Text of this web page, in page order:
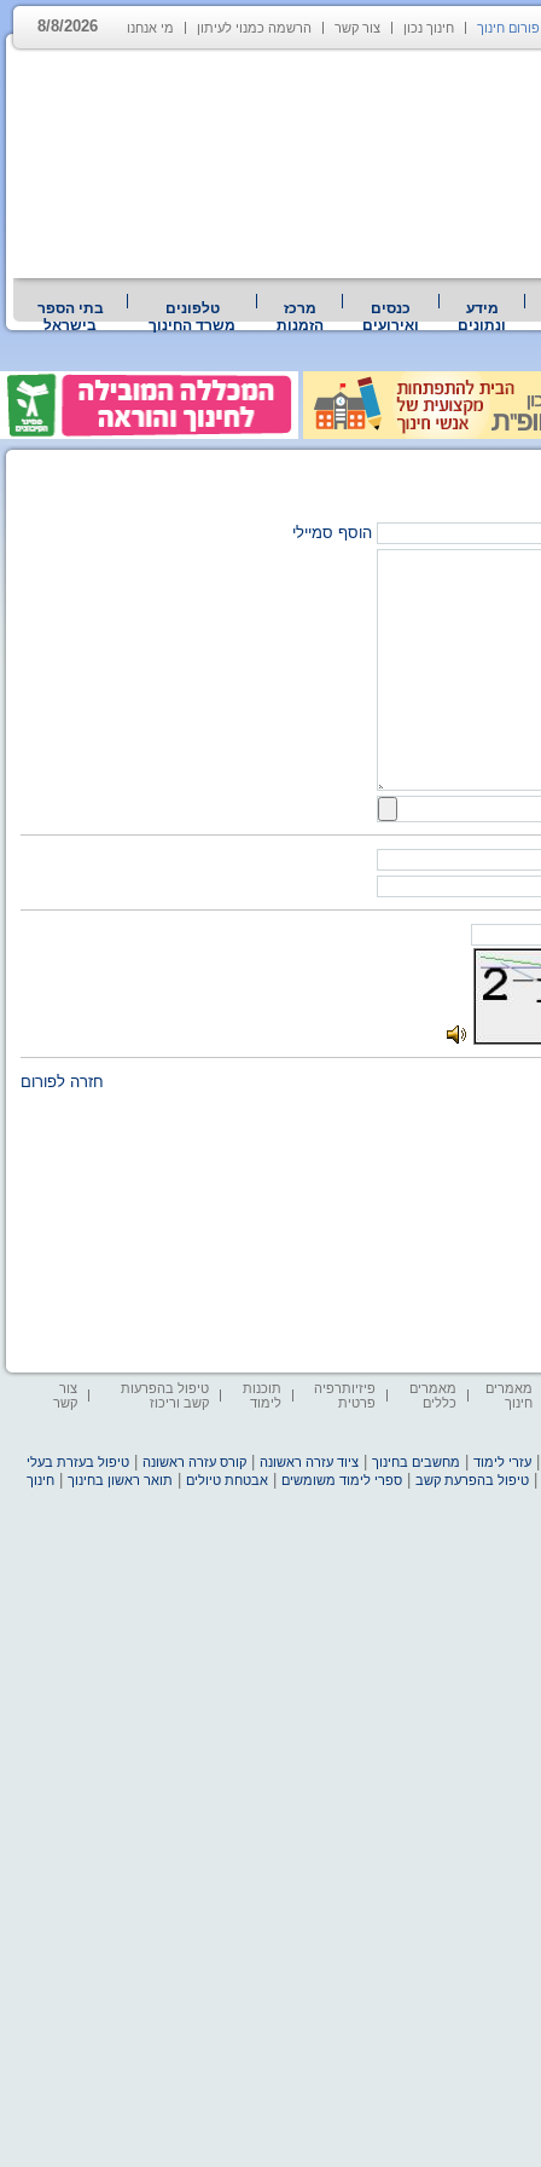
פורום חינוך חינוך נכון צור קשר הרשמה כמנוי לעיתון מי אנחנו 8/8/2026
מידע
ונתונים
כנסים
ואירועים
מרכז
הזמנות
טלפונים
משרד החינוך
בתי הספר
בישראל
הוסף סמיילי
חזרה לפורום
מאמרים
חינוך
מאמרים
כללים
פיזיותרפיה
פרטית
תוכנות
לימוד
טיפול בהפרעות
קשב וריכוז
צור
קשר
עזרי לימוד מחשבים בחינוך |ציוד עזרה ראשונה |קורס עזרה ראשונה |טיפול בעזרת בעלי
|טיפול בהפרעת קשב |ספרי לימוד משומשים |אבטחת טיולים תואר ראשון בחינוך |חינוך